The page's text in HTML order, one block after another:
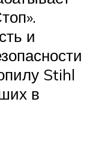
и
Stihl
в